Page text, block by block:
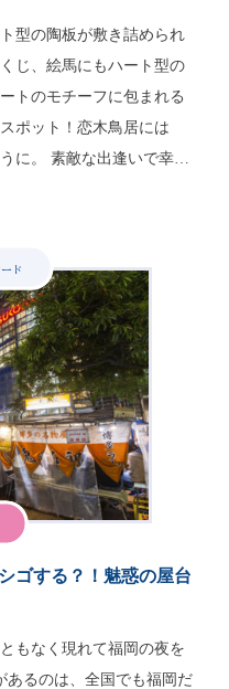
型の陶板が敷き詰められ
じ、絵馬にもハート型の
トのモチーフに包まれる
ポット！恋木鳥居には
に。 素敵な出逢いで幸…
ド
ゴする？！魅惑の屋台
もなく現れて福岡の夜を
あるのは、全国でも福岡だ